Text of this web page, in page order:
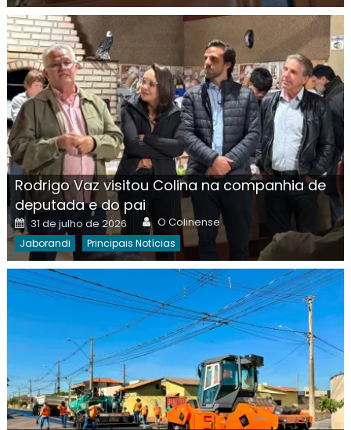
Rodrigo Vaz visitou Colina na companhia de
deputada e do pai
Posted
on
31 de julho de 2026 Author
O Colinense
Jaborandi Principais Notícias